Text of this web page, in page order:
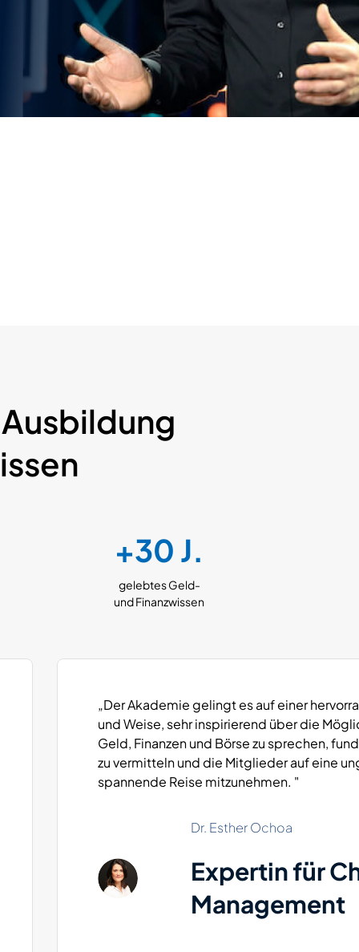
+30 J.
gelebtes Geld-
und Finanzwissen
„Der Akademie gelingt es auf einer
und Weise, sehr inspirierend über die
Geld, Finanzen und Börse zu sprechen,
zu vermitteln und die Mitglieder auf eine
spannende Reise mitzunehmen. "
Dr. Esther Ochoa
Expertin für
Management